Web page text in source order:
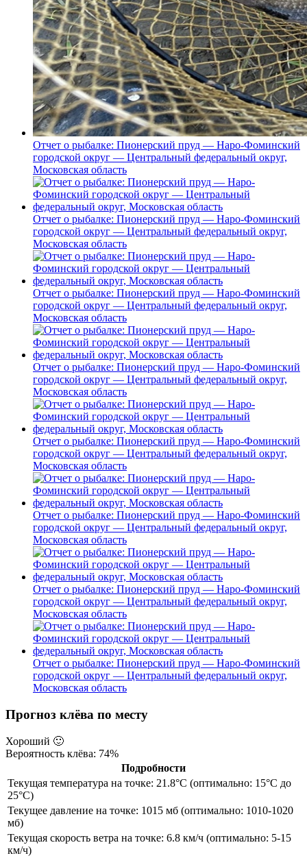
Отчет о рыбалке: Пионерский пруд — Наро-Фоминский
городской округ — Центральный федеральный округ,
Московская область
Отчет о рыбалке: Пионерский пруд — Наро-Фоминский
городской округ — Центральный федеральный округ,
Московская область
Отчет о рыбалке: Пионерский пруд — Наро-Фоминский
городской округ — Центральный федеральный округ,
Московская область
Отчет о рыбалке: Пионерский пруд — Наро-Фоминский
городской округ — Центральный федеральный округ,
Московская область
Отчет о рыбалке: Пионерский пруд — Наро-Фоминский
городской округ — Центральный федеральный округ,
Московская область
Отчет о рыбалке: Пионерский пруд — Наро-Фоминский
городской округ — Центральный федеральный округ,
Московская область
Отчет о рыбалке: Пионерский пруд — Наро-Фоминский
городской округ — Центральный федеральный округ,
Московская область
Отчет о рыбалке: Пионерский пруд — Наро-Фоминский
городской округ — Центральный федеральный округ,
Московская область
Прогноз клёва по месту
Хороший 🙂
Вероятность клёва: 74%
Подробности
Текущая температура на точке: 21.8°C (оптимально: 15°C до
25°C)
Текущее давление на точке: 1015 мб (оптимально: 1010-1020
мб)
Текущая скорость ветра на точке: 6.8 км/ч (оптимально: 5-15
км/ч)